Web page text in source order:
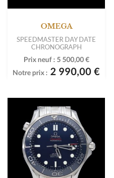
OMEGA
SPEEDMASTER DAY DATE
CHRONOGRAPH
Prix neuf : 5 500,00 €
Notre prix : 2 990,00 €